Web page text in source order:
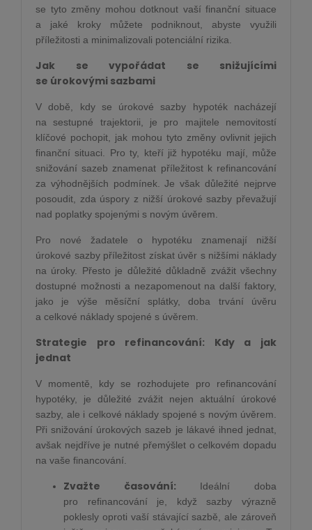
se tyto změny mohou dotknout vaší finanční situace
a jaké kroky můžete podniknout, abyste využili
příležitosti a minimalizovali potenciální rizika.
Jak se vypořádat se snižujícími
se úrokovými sazbami
V době, kdy se úrokové sazby hypoték nacházejí
na sestupné trajektorii, je pro majitele nemovitostí
klíčové pochopit, jak mohou tyto změny ovlivnit jejich
finanční situaci. Pro ty, kteří již hypotéku mají, může
snižování sazeb znamenat příležitost k refinancování
za výhodnějších podmínek. Je však důležité nejprve
posoudit, zda úspory z nižší úrokové sazby převažují
nad poplatky spojenými s novým úvěrem.
Pro nové žadatele o hypotéku znamenají nižší
úrokové sazby příležitost získat úvěr s nižšími náklady
na úroky. Přesto je důležité důkladně zvážit všechny
dostupné možnosti a nezapomenout na další faktory,
jako je výše měsíční splátky, doba trvání úvěru
a celkové náklady spojené s úvěrem.
Strategie pro refinancování: Kdy a jak
jednat
V momentě, kdy se rozhodujete pro refinancování
hypotéky, je důležité zvážit nejen aktuální úrokové
sazby, ale i celkové náklady spojené s novým úvěrem.
Při snižování úrokových sazeb je lákavé ihned jednat,
avšak nejdříve je nutné přemýšlet o celkovém dopadu
na vaše financování.
Zvažte časování: Ideální doba
pro refinancování je, když sazby výrazně
poklesly oproti vaší stávající sazbě, ale zároveň